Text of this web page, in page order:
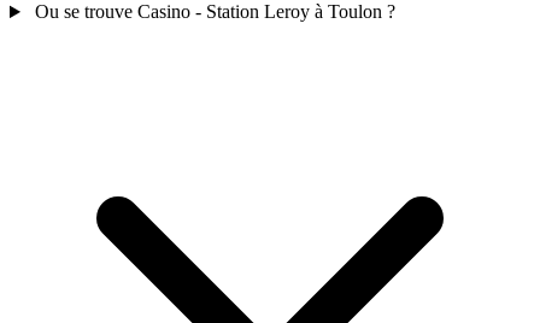
Ou se trouve Casino - Station Leroy à Toulon ?